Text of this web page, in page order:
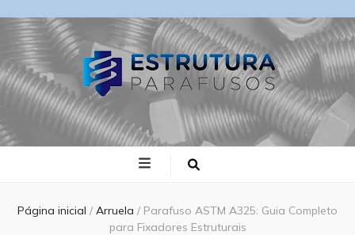
Blog Estrutura
Parafusos
Página inicial / Arruela / Parafuso ASTM A325: Guia Completo
para Fixadores Estruturais